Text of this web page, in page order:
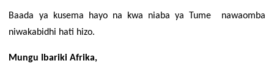
Baada ya kusema hayo na kwa niaba ya Tume nawaomba
niwakabidhi hati hizo.
Mungu Ibariki Afrika,